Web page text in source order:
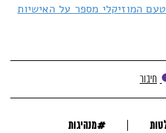
המוזיקלי מספר על האישיות
חיבור
#מנהיגות